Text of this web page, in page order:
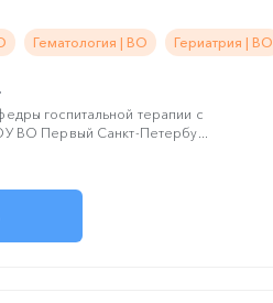
Гематология | ВО Гериатрия | ВО
госпитальной терапии с
ВО Первый Санкт-Петербу...